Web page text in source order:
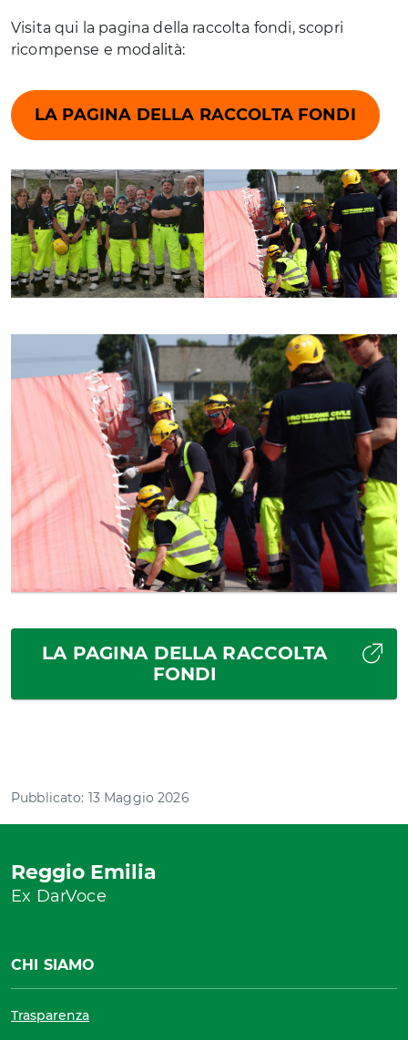
Visita qui la pagina della raccolta fondi, scopri
ricompense e modalità:
LA PAGINA DELLA RACCOLTA FONDI
LA PAGINA DELLA RACCOLTA
FONDI
Pubblicato: 13 Maggio 2026
Reggio Emilia
Ex DarVoce
CHI SIAMO
Trasparenza